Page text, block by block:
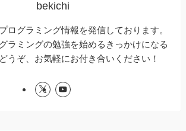
bekichi
ログラミング情報を発信しております。
ラミングの勉強を始めるきっかけになる
うぞ、お気軽にお付き合いください！